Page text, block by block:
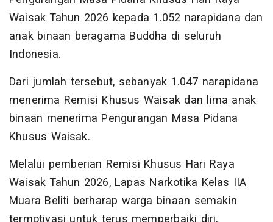
Waisak Tahun 2026 kepada 1.052 narapidana dan
anak binaan beragama Buddha di seluruh
Indonesia.
Dari jumlah tersebut, sebanyak 1.047 narapidana
menerima Remisi Khusus Waisak dan lima anak
binaan menerima Pengurangan Masa Pidana
Khusus Waisak.
Melalui pemberian Remisi Khusus Hari Raya
Waisak Tahun 2026, Lapas Narkotika Kelas IIA
Muara Beliti berharap warga binaan semakin